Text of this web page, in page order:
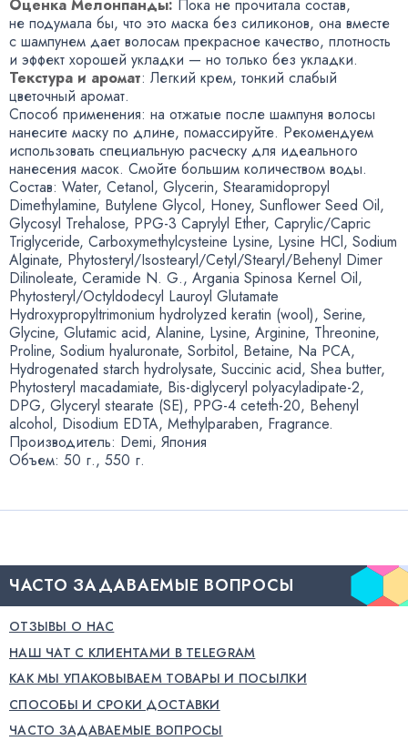
Оценка Мелонпанды: Пока не прочитала состав,
не подумала бы, что это маска без силиконов, она вместе
с шампунем дает волосам прекрасное качество, плотность
и эффект хорошей укладки — но только без укладки.
Текстура и аромат: Легкий крем, тонкий слабый
цветочный аромат.
Способ применения: на отжатые после шампуня волосы
нанесите маску по длине, помассируйте. Рекомендуем
использовать специальную расческу для идеального
нанесения масок. Смойте большим количеством воды.
Состав: Water, Cetanol, Glycerin, Stearamidopropyl
Dimethylamine, Butylene Glycol, Honey, Sunflower Seed Oil,
Glycosyl Trehalose, PPG-3 Caprylyl Ether, Caprylic/Capric
Triglyceride, Carboxymethylcysteine Lysine, Lysine HCl, Sodium
Alginate, Phytosteryl/Isostearyl/Cetyl/Stearyl/Behenyl Dimer
Dilinoleate, Ceramide N. G., Argania Spinosa Kernel Oil,
Phytosteryl/Octyldodecyl Lauroyl Glutamate
Hydroxypropyltrimonium hydrolyzed keratin (wool), Serine,
Glycine, Glutamic acid, Alanine, Lysine, Arginine, Threonine,
Proline, Sodium hyaluronate, Sorbitol, Betaine, Na PCA,
Hydrogenated starch hydrolysate, Succinic acid, Shea butter,
Phytosteryl macadamiate, Bis-diglyceryl polyacyladipate-2,
DPG, Glyceryl stearate (SE), PPG-4 ceteth-20, Behenyl
alcohol, Disodium EDTA, Methylparaben, Fragrance.
Производитель: Demi, Япония
Объем: 50 г., 550 г.
ЧАСТО ЗАДАВАЕМЫЕ ВОПРОСЫ
ОТЗЫВЫ О НАС
НАШ ЧАТ С КЛИЕНТАМИ В TELEGRAM
КАК МЫ УПАКОВЫВАЕМ ТОВАРЫ И ПОСЫЛКИ
СПОСОБЫ И СРОКИ ДОСТАВКИ
ЧАСТО ЗАДАВАЕМЫЕ ВОПРОСЫ